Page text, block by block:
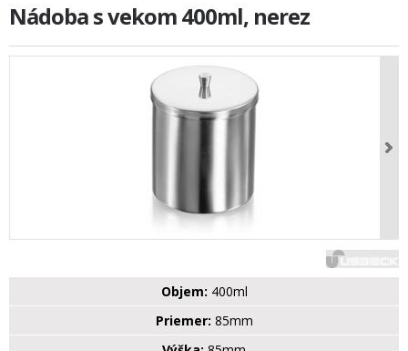
Nádoba s vekom 400ml, nerez
Objem: 400ml
Priemer: 85mm